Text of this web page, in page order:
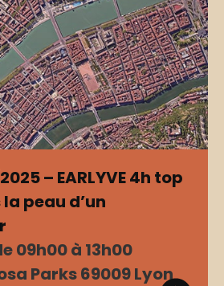
– EARLYVE 4h top
peau d’un
09h00 à 13h00
Parks 69009 Lyon